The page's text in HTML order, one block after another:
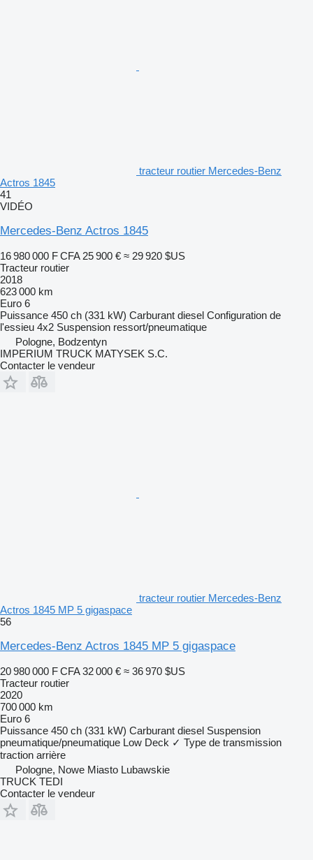
tracteur routier Mercedes-Benz
Actros 1845
41
VIDÉO
Mercedes-Benz Actros 1845
16 980 000 F CFA 25 900 € ≈ 29 920 $US
Tracteur routier
2018
623 000 km
Euro 6
Puissance 450 ch (331 kW) Carburant diesel Configuration de
l'essieu 4x2 Suspension ressort/pneumatique
Pologne, Bodzentyn
IMPERIUM TRUCK MATYSEK S.C.
Contacter le vendeur
tracteur routier Mercedes-Benz
Actros 1845 MP 5 gigaspace
56
Mercedes-Benz Actros 1845 MP 5 gigaspace
20 980 000 F CFA 32 000 € ≈ 36 970 $US
Tracteur routier
2020
700 000 km
Euro 6
Puissance 450 ch (331 kW) Carburant diesel Suspension
pneumatique/pneumatique Low Deck ✓ Type de transmission
traction arrière
Pologne, Nowe Miasto Lubawskie
TRUCK TEDI
Contacter le vendeur